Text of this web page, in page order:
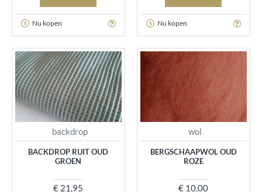
Nu kopen Nu kopen
backdrop
BACKDROP RUIT OUD
GROEN
€ 21,95
wol
BERGSCHAAPWOL OUD
ROZE
€ 10,00